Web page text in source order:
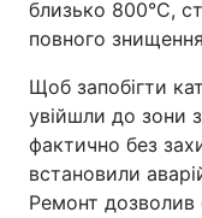
близько 800°C,
повного
Щоб запобігти
увійшли до зони
фактично без
встановили
Ремонт дозволив